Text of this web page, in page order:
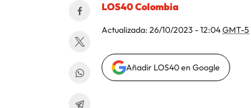
LOS40 Colombia
Actualizada: 26/10/2023 - 12:04GMT-5
Añadir LOS40 en Google